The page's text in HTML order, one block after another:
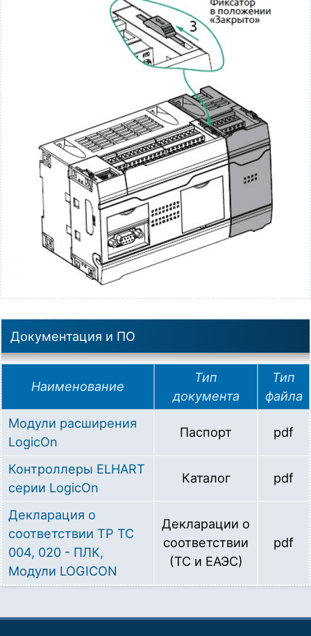
Документация и ПО
Наименование
Тип
документа
Тип
файла
Модули расширения
LogicOn
Паспорт pdf
Контроллеры ELHART
серии LogicOn
Каталог pdf
Декларация о
соответствии ТР ТС
004, 020 - ПЛК,
Модули LOGICON
Декларации о
соответствии
(ТС и ЕАЭС)
pdf